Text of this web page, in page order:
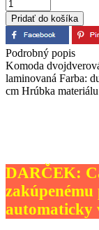
Podrobný popis
Komoda
laminovaná Farba:
cm Hrúbka
DARČEK:
automaticky